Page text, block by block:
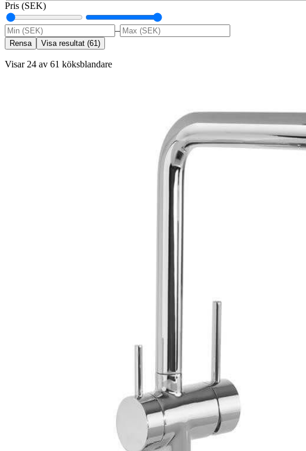
Pris (SEK)
–
Rensa Visa resultat (61)
Visar 24 av 61 köksblandare